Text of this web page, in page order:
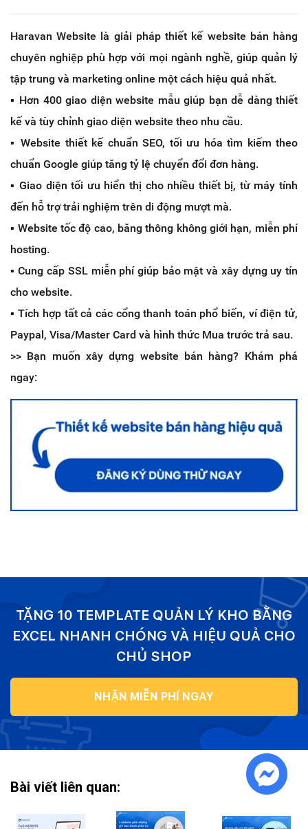
Haravan Website là giải pháp thiết kế website bán hàng
chuyên nghiệp phù hợp với mọi ngành nghề, giúp quản lý
tập trung và marketing online một cách hiệu quả nhất.
▪️ Hơn 400 giao diện website mẫu giúp bạn dễ dàng thiết
kế và tùy chỉnh giao diện website theo nhu cầu.
▪️ Website thiết kế chuẩn SEO, tối ưu hóa tìm kiếm theo
chuẩn Google giúp tăng tỷ lệ chuyển đổi đơn hàng.
▪️ Giao diện tối ưu hiển thị cho nhiều thiết bị, từ máy tính
đến hỗ trợ trải nghiệm trên di động mượt mà.
▪️ Website tốc độ cao, băng thông không giới hạn, miễn phí
hosting.
▪️ Cung cấp SSL miễn phí giúp bảo mật và xây dựng uy tín
cho website.
▪️ Tích hợp tất cả các cổng thanh toán phổ biến, ví điện tử,
Paypal, Visa/Master Card và hình thức Mua trước trả sau.
>> Bạn muốn xây dựng website bán hàng? Khám phá
ngay:
TẶNG 10 TEMPLATE QUẢN LÝ KHO BẰNG
EXCEL NHANH CHÓNG VÀ HIỆU QUẢ CHO
CHỦ SHOP
NHẬN MIỄN PHÍ NGAY
Bài viết liên quan: